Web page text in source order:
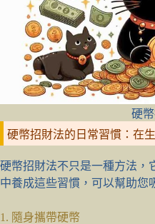
硬
硬幣招財法的日常習慣：在
硬幣招財法不只是一種方法，
中養成這些習慣，可以幫助您
1. 隨身攜帶硬幣